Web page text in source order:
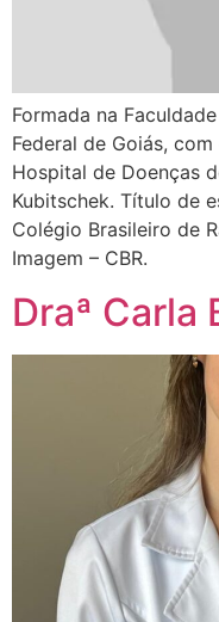
Formada na
Federal de Goiás,
Hospital de Doenças
Kubitschek. Título de
Colégio Brasileiro de
Imagem – CBR.
Draª Carla